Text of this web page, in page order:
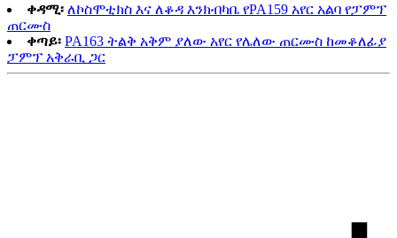
ቀዳሚ፡ ለኮስሞቲክስ እና ለቆዳ እንክብካቤ የPA159 አየር አልባ የፓምፕ
ጠርሙስ
ቀጣይ፡ PA163 ትልቅ አቅም ያለው አየር የሌለው ጠርሙስ ከመቆለፊያ
ፓምፕ አቅራቢ ጋር